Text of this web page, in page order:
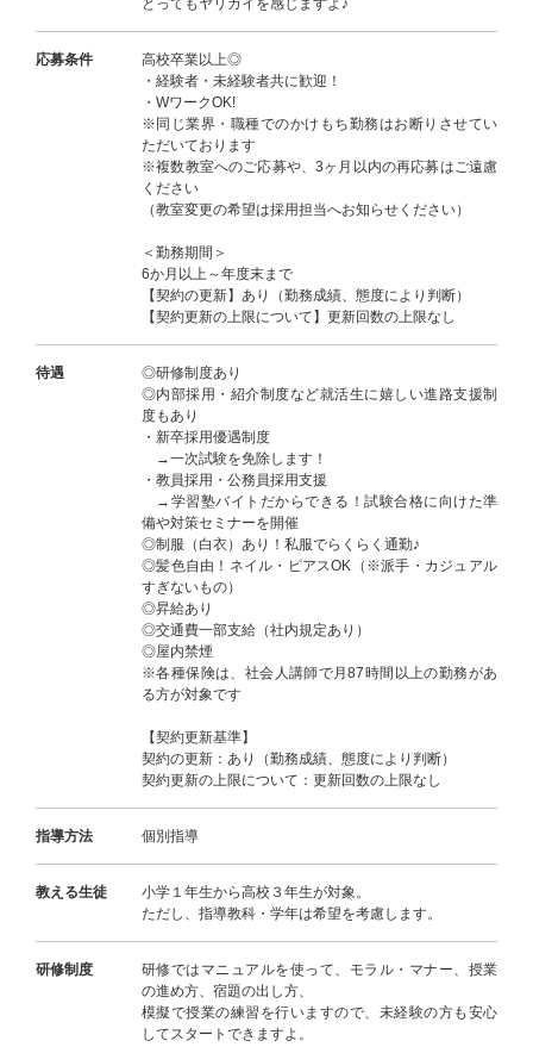
とってもヤリガイを感じますよ♪
応募条件
高校卒業以上◎
・経験者・未経験者共に歓迎！
・WワークOK!
※同じ業界・職種でのかけもち勤務はお断りさせてい
ただいております
※複数教室へのご応募や、3ヶ月以内の再応募はご遠慮
ください
（教室変更の希望は採用担当へお知らせください）
＜勤務期間＞
6か月以上～年度末まで
【契約の更新】あり（勤務成績、態度により判断）
【契約更新の上限について】更新回数の上限なし
待遇
◎研修制度あり
◎内部採用・紹介制度など就活生に嬉しい進路支援制
度もあり
・新卒採用優遇制度
→一次試験を免除します！
・教員採用・公務員採用支援
→学習塾バイトだからできる！試験合格に向けた準
備や対策セミナーを開催
◎制服（白衣）あり！私服でらくらく通勤♪
◎髪色自由！ネイル・ピアスOK（※派手・カジュアル
すぎないもの）
◎昇給あり
◎交通費一部支給（社内規定あり）
◎屋内禁煙
※各種保険は、社会人講師で月87時間以上の勤務があ
る方が対象です
【契約更新基準】
契約の更新：あり（勤務成績、態度により判断）
契約更新の上限について：更新回数の上限なし
指導方法 個別指導
教える生徒
小学１年生から高校３年生が対象。
ただし、指導教科・学年は希望を考慮します。
研修制度
研修ではマニュアルを使って、モラル・マナー、授業
の進め方、宿題の出し方、
模擬で授業の練習を行いますので、未経験の方も安心
してスタートできますよ。